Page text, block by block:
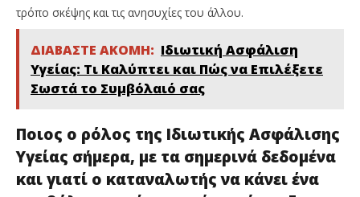
τρόπο σκέψης και τις ανησυχίες του άλλου.
ΔΙΑΒΑΣΤΕ ΑΚΟΜΗ: Ιδιωτική Ασφάλιση
Υγείας: Τι Καλύπτει και Πώς να Επιλέξετε
Σωστά το Συμβόλαιό σας
Ποιος ο ρόλος της Ιδιωτικής Ασφάλισης
Υγείας σήμερα, με τα σημερινά δεδομένα
και γιατί ο καταναλωτής να κάνει ένα